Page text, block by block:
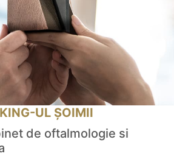
UL ȘOIMII
de oftalmologie si